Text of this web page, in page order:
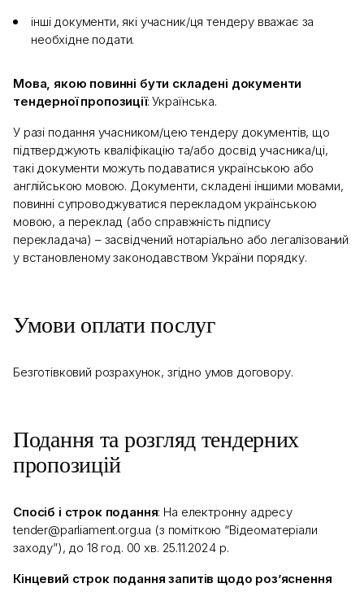
інші документи, які учасник/ця тендеру вважає за
необхідне подати.
Мова, якою повинні бути складені документи
тендерної пропозиції: Українська.
У разі подання учасником/цею тендеру документів, що
підтверджують кваліфікацію та/або досвід учасника/ці,
такі документи можуть подаватися українською або
англійською мовою. Документи, складені іншими мовами,
повинні супроводжуватися перекладом українською
мовою, а переклад (або справжність підпису
перекладача) – засвідчений нотаріально або легалізований
у встановленому законодавством України порядку.
Умови оплати послуг
Безготівковий розрахунок, згідно умов договору.
Подання та розгляд тендерних
пропозицій
Спосіб і строк подання: На електронну адресу
tender@parliament.org.ua (з поміткою “Відеоматеріали
заходу”), до 18 год. 00 хв. 25.11.2024 р.
Кінцевий строк подання запитів щодо роз’яснення